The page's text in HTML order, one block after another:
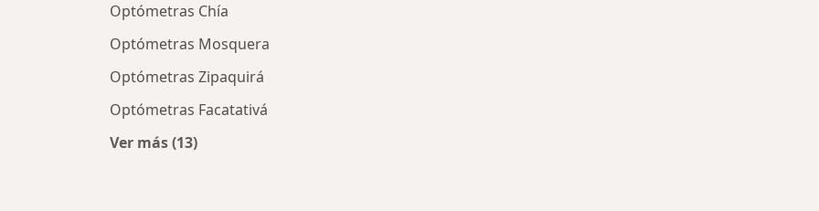
Optómetras Chía
Optómetras Mosquera
Optómetras Zipaquirá
Optómetras Facatativá
Ver más (13)